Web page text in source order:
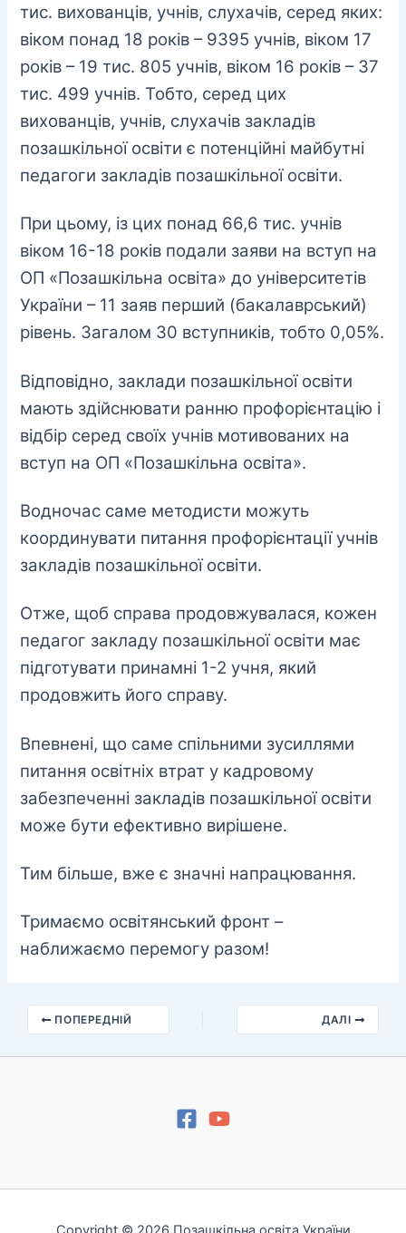
тис. вихованців, учнів, слухачів, серед яких:
віком понад 18 років – 9395 учнів, віком 17
років – 19 тис. 805 учнів, віком 16 років – 37
тис. 499 учнів. Тобто, серед цих
вихованців, учнів, слухачів закладів
позашкільної освіти є потенційні майбутні
педагоги закладів позашкільної освіти.
При цьому, із цих понад 66,6 тис. учнів
віком 16-18 років подали заяви на вступ на
ОП «Позашкільна освіта» до університетів
України – 11 заяв перший (бакалаврський)
рівень. Загалом 30 вступників, тобто 0,05%.
Відповідно, заклади позашкільної освіти
мають здійснювати ранню профорієнтацію і
відбір серед своїх учнів мотивованих на
вступ на ОП «Позашкільна освіта».
Водночас саме методисти можуть
координувати питання профорієнтації учнів
закладів позашкільної освіти.
Отже, щоб справа продовжувалася, кожен
педагог закладу позашкільної освіти має
підготувати принамні 1-2 учня, який
продовжить його справу.
Впевнені, що саме спільними зусиллями
питання освітніх втрат у кадровому
забезпеченні закладів позашкільної освіти
може бути ефективно вирішене.
Тим більше, вже є значні напрацювання.
Тримаємо освітянський фронт –
наближаємо перемогу разом!
ПОПЕРЕДНІЙ ДАЛІ